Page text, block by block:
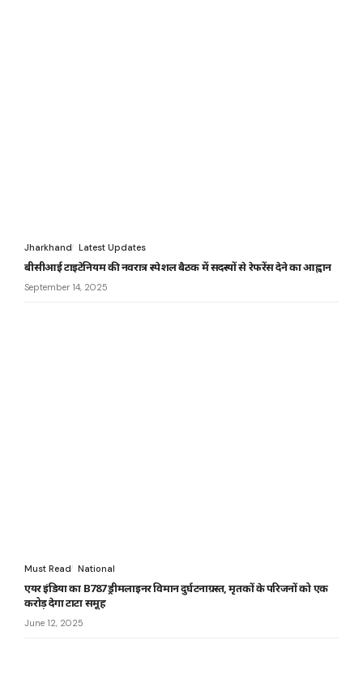
Jharkhand Latest Updates
बीसीआई टाइटेनियम की नवरात्र स्पेशल बैठक में सदस्यों से रेफरेंस देने का आह्वान
September 14, 2025
Must Read National
एयर इंडिया का B787 ड्रीमलाइनर विमान दुर्घटनाग्रस्त, मृतकों के परिजनों को एक
करोड़ देगा टाटा समूह
June 12, 2025